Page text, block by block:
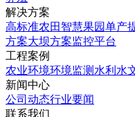
解决方案
高标准农田 智慧果园单产
方案大坝方案监控平台
工程案例
农业环境环境监测 水利水
新闻中心
公司动态行业要闻
联系我们